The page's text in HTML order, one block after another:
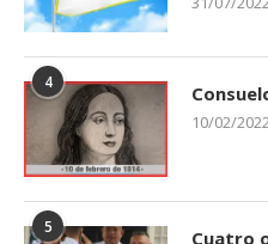
4
10/02/2022
5
Cuatro